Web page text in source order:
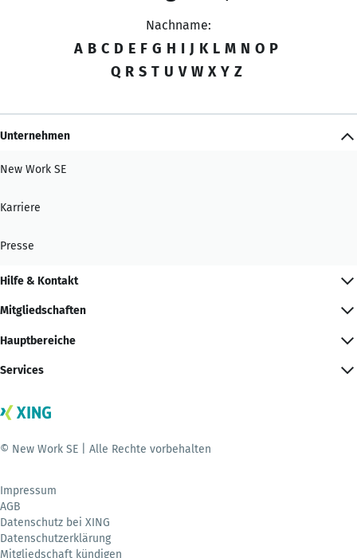
Nachname:
A B C D E F G H I J K L M N O P
Q R S T U V W X Y Z
Unternehmen
New Work SE
Karriere
Presse
Hilfe & Kontakt
Mitgliedschaften
Hauptbereiche
Services
© New Work SE | Alle Rechte vorbehalten
Impressum
AGB
Datenschutz bei XING
Datenschutzerklärung
Mitgliedschaft kündigen